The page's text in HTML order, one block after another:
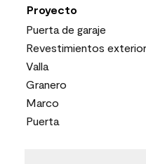
Proyecto
Puerta de garaje
Revestimientos
Valla
Granero
Marco
Puerta